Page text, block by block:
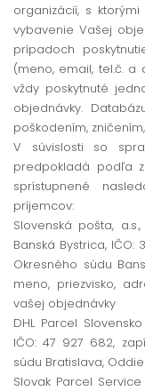
organizácií, s
vybavenie Vašej
prípadoch
(meno, email, tel.č.
vždy poskytnuté
objednávky.
poškodením,
V súvislosti so
predpokladá podľa
sprístupnené
príjemcov:
Slovenská pošta,
Banská Bystrica,
Okresného súdu
meno, priezvisko,
vašej objednávky
DHL Parcel
IČO: 47 927 682,
súdu Bratislava,
Slovak Parcel